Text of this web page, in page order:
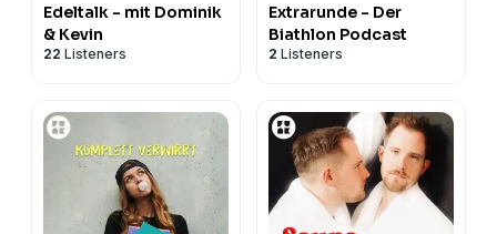
Edeltalk - mit Dominik
& Kevin
22 Listeners
Extrarunde - Der
Biathlon Podcast
2 Listeners